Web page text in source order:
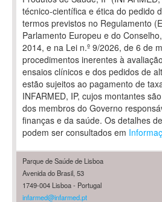
técnico-científica e ética do pedido
termos previstos no Regulamento
Parlamento Europeu e do
2014, e na Lei n.º 9/2026, de 6 de
procedimentos inerentes à
ensaios clínicos e dos pedidos de
estão sujeitos ao pagamento de
INFARMED, IP, cujos montantes
dos membros do Governo
finanças e da saúde. Os detalhes
podem ser consultados em
Parque de Saúde de Lisboa
Avenida do Brasil, 53
1749-004 Lisboa - Portugal
infarmed@infarmed.pt